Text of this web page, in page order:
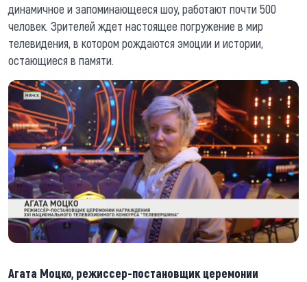
динамичное и запоминающееся шоу, работают почти 500
человек. Зрителей ждет настоящее погружение в мир
телевидения, в котором рождаются эмоции и истории,
остающиеся в памяти.
Агата Моцко, режиссер-постановщик церемонии